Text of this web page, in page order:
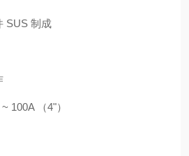
SUS 制成
100A （4"）